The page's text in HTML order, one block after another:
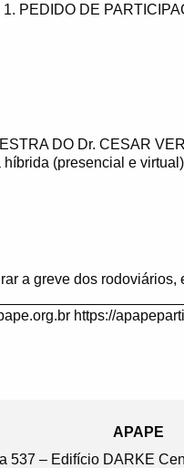
PEDIDO DE
DO Dr. CESAR
híbrida (presencial e
a greve dos
https://
APAPE
537 – Edifício DARKE